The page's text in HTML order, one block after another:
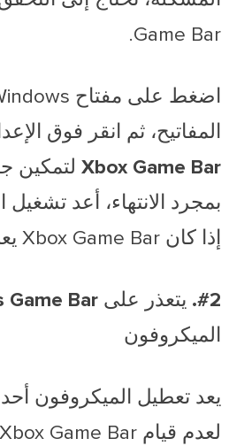
Game Bar.
المفاتيح، ثم انقر فوق
Xbox Game Barلتمكين
بمجرد الانتهاء، أعد
إذا كان Xbox Game Bar يعمل.
الميكروفون
يعد تعطيل الميكروفون أحد